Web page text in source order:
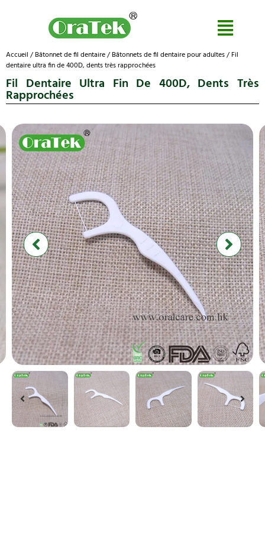
Accueil / Bâtonnet de fil dentaire/ Bâtonnets de fil dentaire pour adultes/ Fil
dentaire ultra fin de 400D, dents très rapprochées
Fil Dentaire Ultra Fin De 400D, Dents Très
Rapprochées